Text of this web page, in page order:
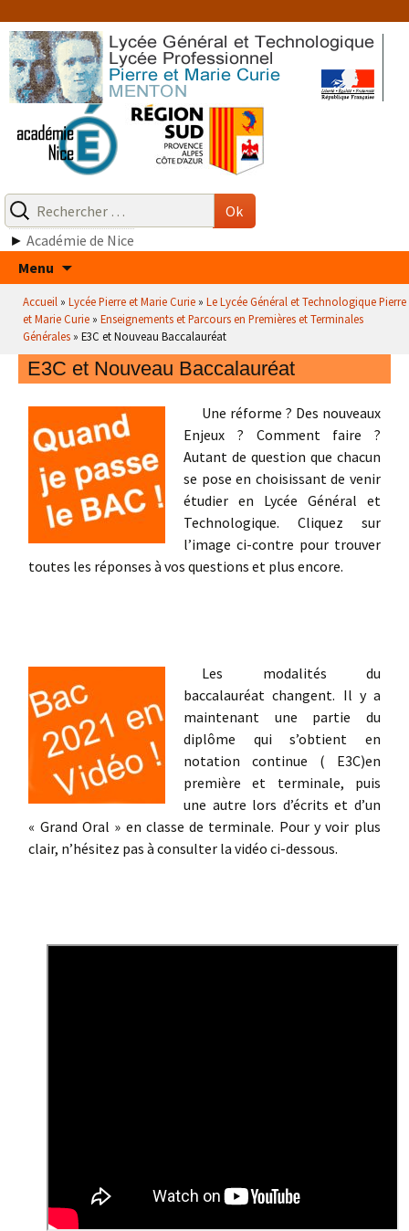
au
contenu
pour
:
Ok
► Académie de Nice
Menu
au
contenu
Accueil » Lycée Pierre et Marie Curie » Le Lycée Général et Technologique Pierre
et Marie Curie » Enseignements et Parcours en Premières et Terminales
Générales » E3C et Nouveau Baccalauréat
E3C et Nouveau Baccalauréat
Une réforme ? Des nouveaux
Enjeux ? Comment faire ?
Autant de question que chacun
se pose en choisissant de venir
étudier en Lycée Général et
Technologique. Cliquez sur
l’image ci-contre pour trouver
toutes les réponses à vos questions et plus encore.
Les modalités du
baccalauréat changent. Il y a
maintenant une partie du
diplôme qui s’obtient en
notation continue ( E3C)en
première et terminale, puis
une autre lors d’écrits et d’un
« Grand Oral » en classe de terminale. Pour y voir plus
clair, n’hésitez pas à consulter la vidéo ci-dessous.